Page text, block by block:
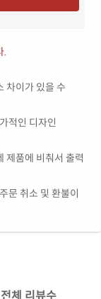
.
차이가 있을 수
적인 디자인
제품에 비춰서 출력
문 취소 및 환불이
전체 리뷰수